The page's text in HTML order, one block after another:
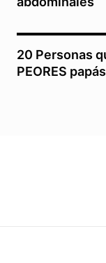
20 Personas
PEORES